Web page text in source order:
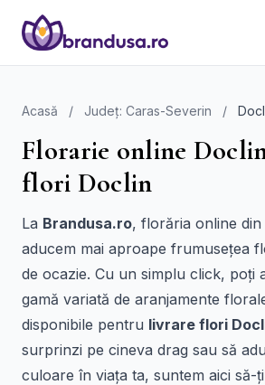
Acasă / Județ: Caras-Severin /
Florarie online
flori Doclin
La Brandusa.ro, florăria online
aducem mai aproape frumusețea
de ocazie. Cu un simplu click, poți
gamă variată de aranjamente
disponibile pentru livrare flori
surprinzi pe cineva drag sau să
culoare în viața ta, suntem aici să-